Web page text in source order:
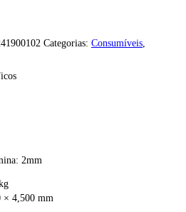
Categorias: Consumíveis,
2mm
× 4,500 mm